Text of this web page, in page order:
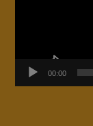
00:00